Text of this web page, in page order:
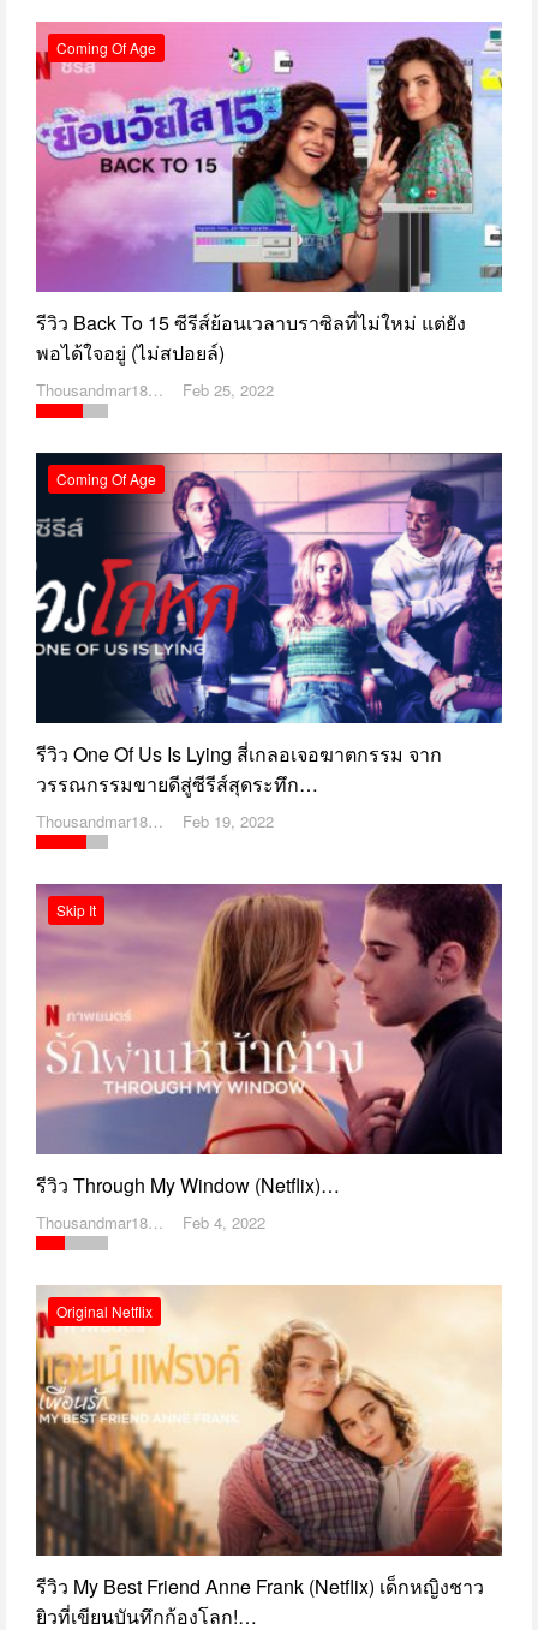
Coming Of Age
รีวิว Back To 15 ซีรีส์ย้อนเวลาบราซิลที่ไม่ใหม่ แต่ยัง
พอได้ใจอยู่ (ไม่สปอยล์)
Thousandmar1869 Feb 25, 2022
Coming Of Age
รีวิว One Of Us Is Lying สี่เกลอเจอฆาตกรรม จาก
วรรณกรรมขายดีสู่ซีรีส์สุดระทึก…
Thousandmar1869 Feb 19, 2022
Skip It
รีวิว Through My Window (Netflix)…
Thousandmar1869 Feb 4, 2022
Original Netflix
รีวิว My Best Friend Anne Frank (Netflix) เด็กหญิงชาว
ยิวที่เขียนบันทึกก้องโลก!…